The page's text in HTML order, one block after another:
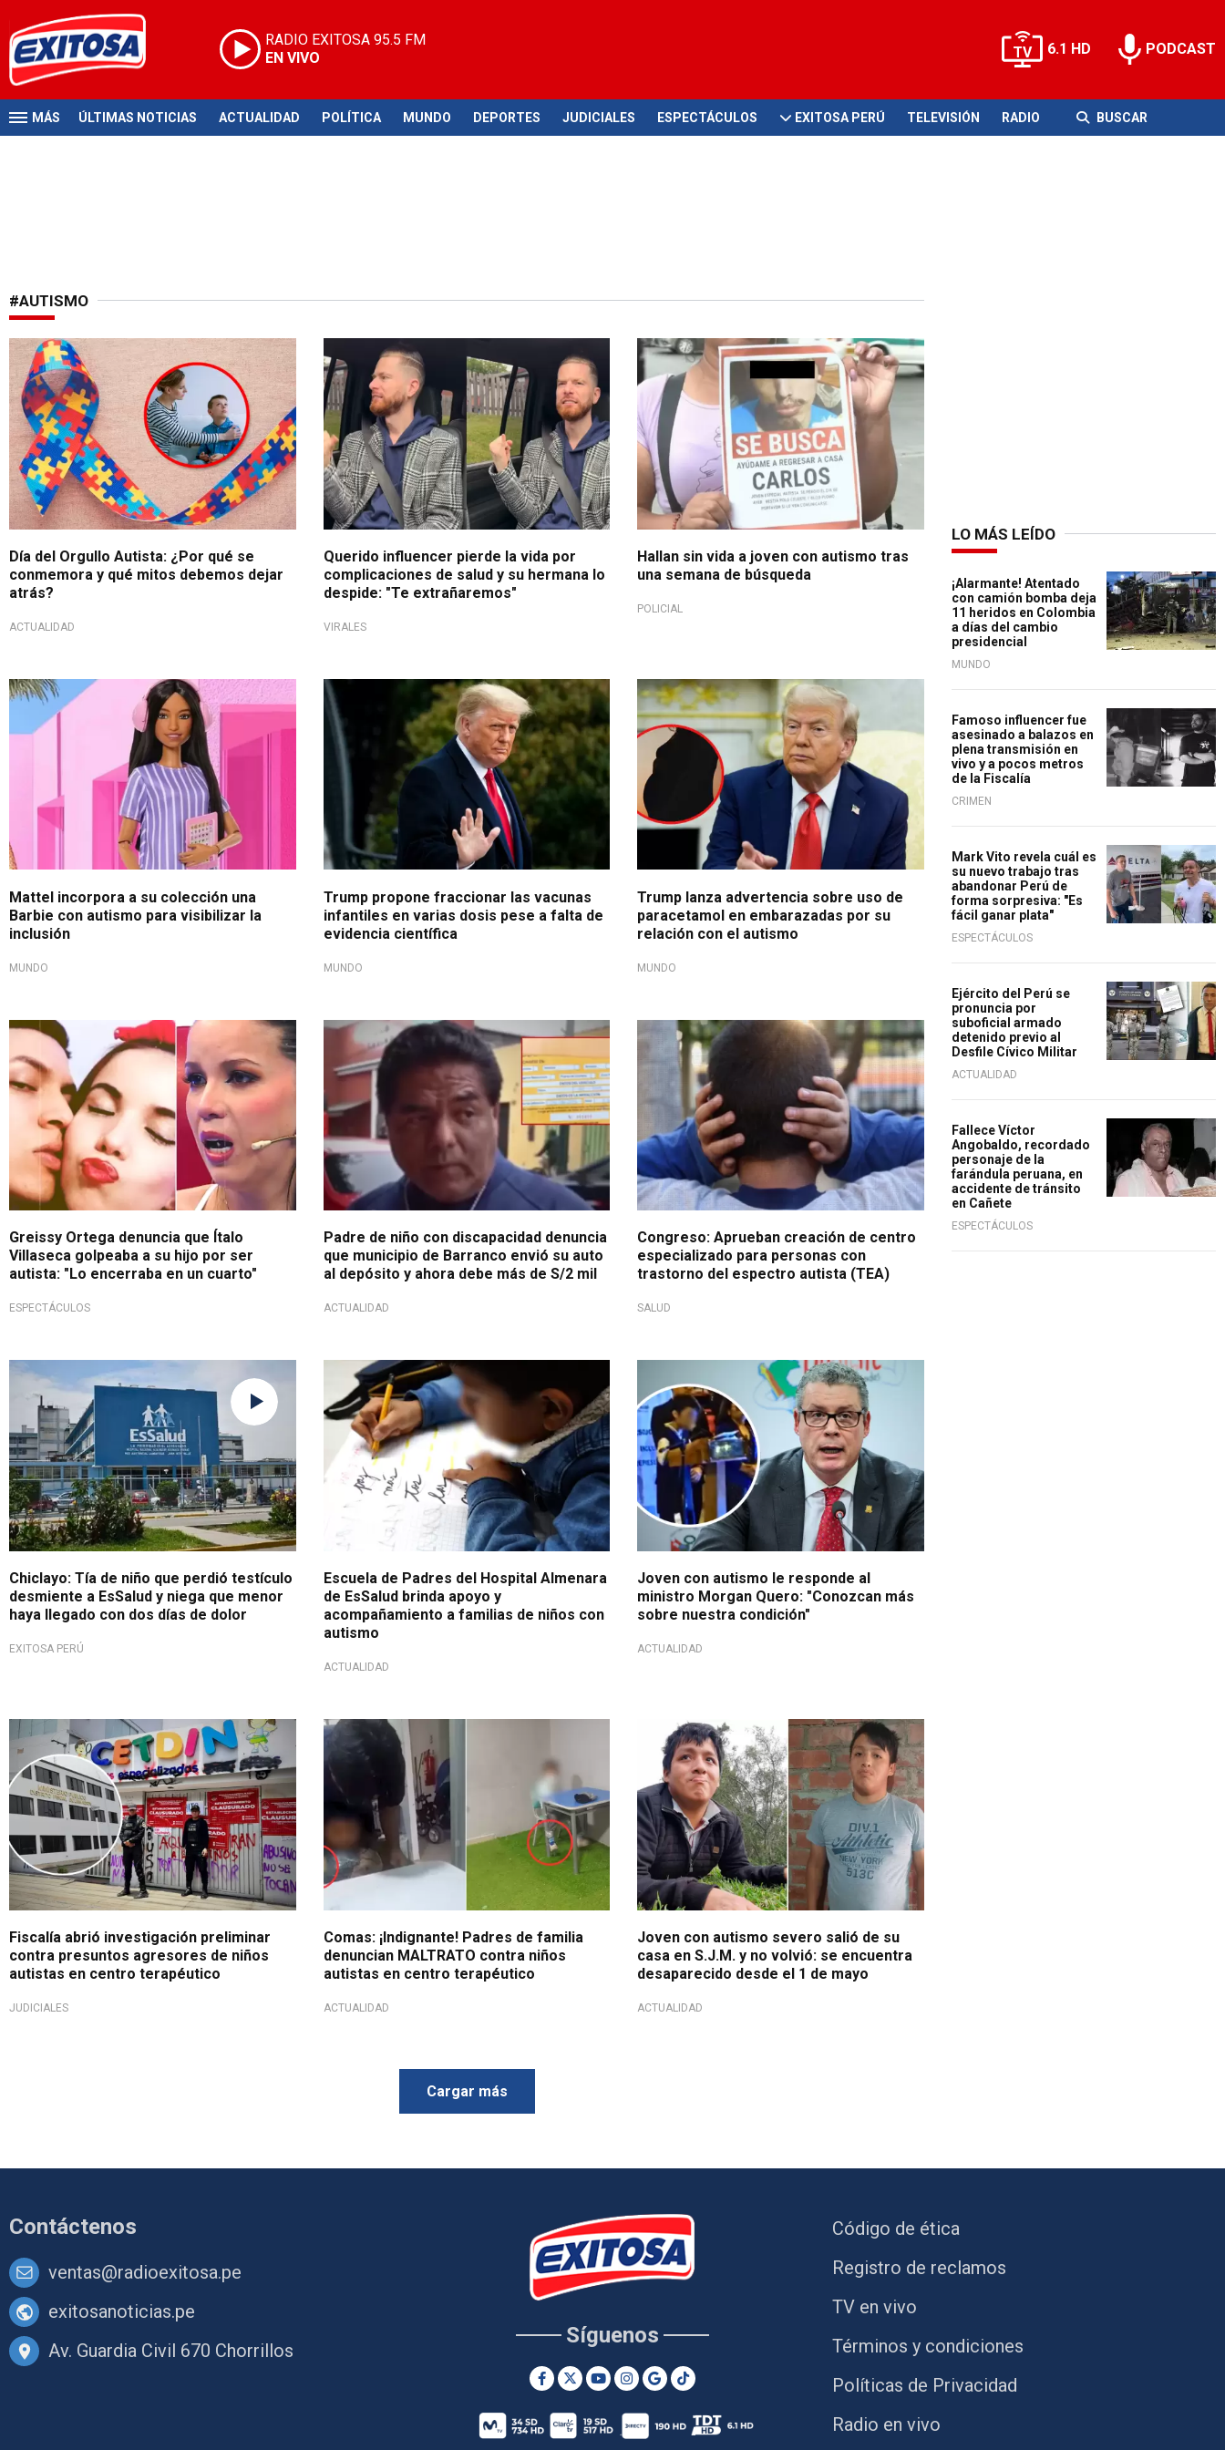
RADIO EXITOSA 95.5 FM
EN VIVO
6.1 HD PODCAST
MÁS ÚLTIMAS NOTICIAS ACTUALIDAD POLÍTICA MUNDO DEPORTES JUDICIALES ESPECTÁCULOS EXITOSA PERÚ TELEVISIÓN RADIO BUSCAR
#AUTISMO
Celebrar la neurodiversidad
Día del Orgullo Autista: ¿Por qué se
conmemora y qué mitos debemos dejar
atrás?
ACTUALIDAD
Lamentable
Querido influencer pierde la vida por
complicaciones de salud y su hermana lo
despide: "Te extrañaremos"
VIRALES
Tragedia en VES
Hallan sin vida a joven con autismo tras
una semana de búsqueda
POLICIAL
Diversidad real
Mattel incorpora a su colección una
Barbie con autismo para visibilizar la
inclusión
MUNDO
Debate sobre inoculación de menores en
EE.UU.
Trump propone fraccionar las vacunas
infantiles en varias dosis pese a falta de
evidencia científica
MUNDO
Polémico anuncio
Trump lanza advertencia sobre uso de
paracetamol en embarazadas por su
relación con el autismo
MUNDO
Infierno familiar
Greissy Ortega denuncia que Ítalo
Villaseca golpeaba a su hijo por ser
autista: "Lo encerraba en un cuarto"
ESPECTÁCULOS
Lamentable
Padre de niño con discapacidad denuncia
que municipio de Barranco envió su auto
al depósito y ahora debe más de S/2 mil
ACTUALIDAD
Ejecutivo deberá reglamentarlo en 60 días
Congreso: Aprueban creación de centro
especializado para personas con
trastorno del espectro autista (TEA)
SALUD
Tras un comunicado
Chiclayo: Tía de niño que perdió testículo
desmiente a EsSalud y niega que menor
haya llegado con dos días de dolor
EXITOSA PERÚ
¡Gran iniciativa!
Escuela de Padres del Hospital Almenara
de EsSalud brinda apoyo y
acompañamiento a familias de niños con
autismo
ACTUALIDAD
Tras polémico comentario
Joven con autismo le responde al
ministro Morgan Quero: "Conozcan más
sobre nuestra condición"
ACTUALIDAD
Tras grave denuncia
Fiscalía abrió investigación preliminar
contra presuntos agresores de niños
autistas en centro terapéutico
JUDICIALES
Grave acusación
Comas: ¡Indignante! Padres de familia
denuncian MALTRATO contra niños
autistas en centro terapéutico
ACTUALIDAD
Urgente
Joven con autismo severo salió de su
casa en S.J.M. y no volvió: se encuentra
desaparecido desde el 1 de mayo
ACTUALIDAD
Cargar más
LO MÁS LEÍDO
¡Alarmante! Atentado
con camión bomba deja
11 heridos en Colombia
a días del cambio
presidencial
MUNDO
Famoso influencer fue
asesinado a balazos en
plena transmisión en
vivo y a pocos metros
de la Fiscalía
CRIMEN
Mark Vito revela cuál es
su nuevo trabajo tras
abandonar Perú de
forma sorpresiva: "Es
fácil ganar plata"
ESPECTÁCULOS
Ejército del Perú se
pronuncia por
suboficial armado
detenido previo al
Desfile Cívico Militar
ACTUALIDAD
Fallece Víctor
Angobaldo, recordado
personaje de la
farándula peruana, en
accidente de tránsito
en Cañete
ESPECTÁCULOS
Contáctenos
ventas@radioexitosa.pe
exitosanoticias.pe
Av. Guardia Civil 670 Chorrillos
Síguenos
Código de ética
Registro de reclamos
TV en vivo
Términos y condiciones
Políticas de Privacidad
Radio en vivo